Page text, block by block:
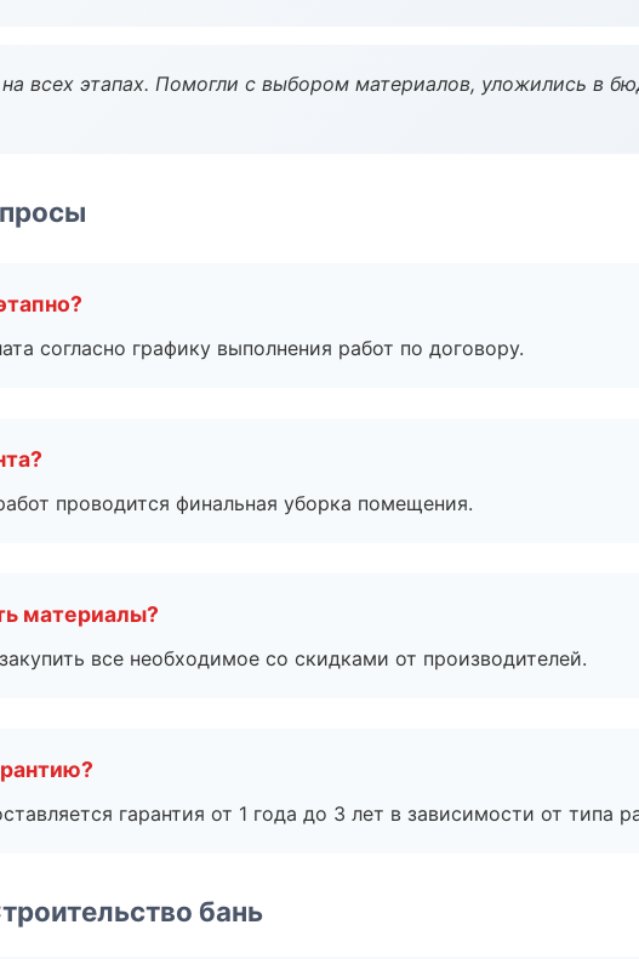
всех этапах. Помогли с выбором материалов, уложились в
согласно графику выполнения работ по договору.
проводится финальная уборка помещения.
материалы?
все необходимое со скидками от производителей.
гарантия от 1 года до 3 лет в зависимости от типа
бань